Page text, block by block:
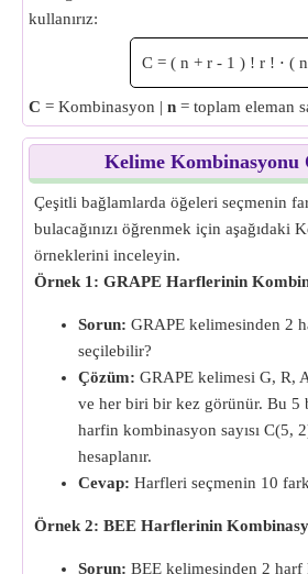
kullanırız:
C = ( n + r - 1 ) ! r ! ⋅ ( n
C = Kombinasyon | n = toplam eleman
Kelime Kombinasyonu
Çeşitli bağlamlarda öğeleri seçmenin
bulacağınızı öğrenmek için aşağıdaki
örneklerini inceleyin.
Örnek 1: GRAPE Harflerinin
Sorun: GRAPE kelimesinden 2
seçilebilir?
Çözüm: GRAPE kelimesi G, R,
ve her biri bir kez görünür. Bu 5
harfin kombinasyon sayısı C(5,
hesaplanır.
Cevap: Harfleri seçmenin 10
Örnek 2: BEE Harflerinin
Sorun: BEE kelimesinden 2 harf